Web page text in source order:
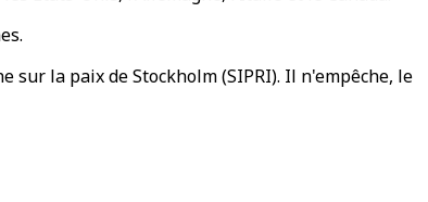
la paix de Stockholm (SIPRI). Il n'empêche, le